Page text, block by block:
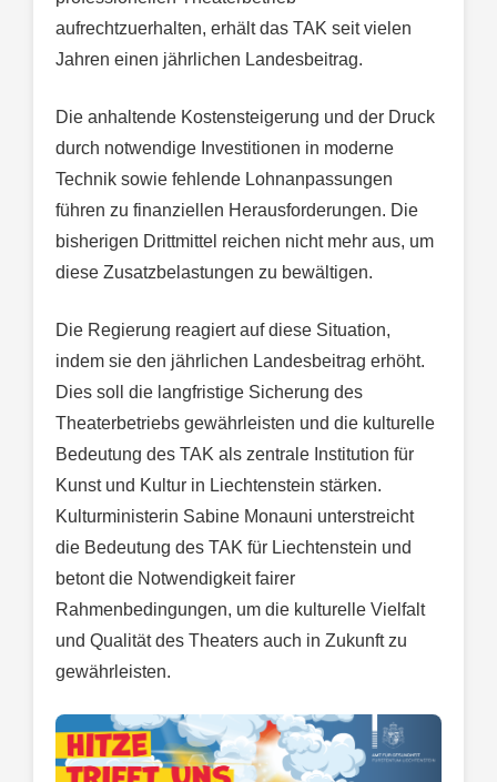
aufrechtzuerhalten, erhält das TAK seit vielen
Jahren einen jährlichen Landesbeitrag.
Die anhaltende Kostensteigerung und der Druck
durch notwendige Investitionen in moderne
Technik sowie fehlende Lohnanpassungen
führen zu finanziellen Herausforderungen. Die
bisherigen Drittmittel reichen nicht mehr aus, um
diese Zusatzbelastungen zu bewältigen.
Die Regierung reagiert auf diese Situation,
indem sie den jährlichen Landesbeitrag erhöht.
Dies soll die langfristige Sicherung des
Theaterbetriebs gewährleisten und die kulturelle
Bedeutung des TAK als zentrale Institution für
Kunst und Kultur in Liechtenstein stärken.
Kulturministerin Sabine Monauni unterstreicht
die Bedeutung des TAK für Liechtenstein und
betont die Notwendigkeit fairer
Rahmenbedingungen, um die kulturelle Vielfalt
und Qualität des Theaters auch in Zukunft zu
gewährleisten.